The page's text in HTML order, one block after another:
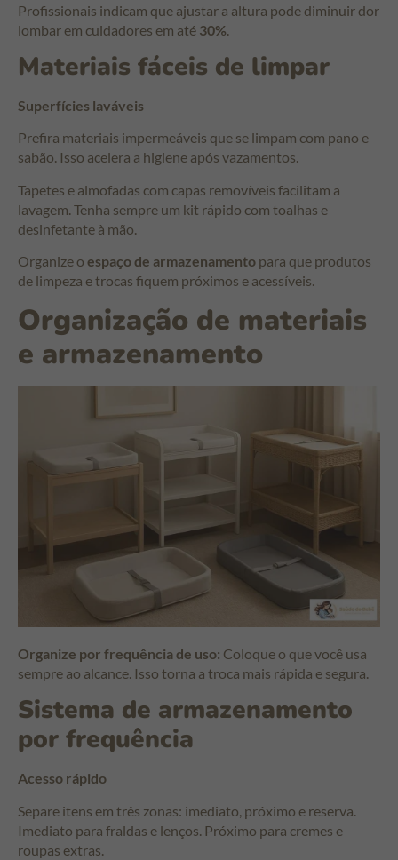
Profissionais indicam que ajustar a altura pode diminuir dor
lombar em cuidadores em até 30%
Materiais fáceis de limpar
Superfícies laváveis
Prefira materiais impermeáveis que se limpam com pano e
sabão. Isso acelera a higiene após vazamentos.
Tapetes e almofadas com capas removíveis facilitam a
lavagem. Tenha sempre um kit rápido com toalhas e
desinfetante à mão.
Organize o espaço de armazenamento para que produtos
de limpeza e trocas fiquem próximos e acessíveis.
Organização de materiais
e armazenamento
Organize por frequência de uso: Coloque o que você usa
sempre ao alcance. Isso torna a troca mais rápida e segura.
Sistema de armazenamento
por frequência
Acesso rápido
Separe itens em três zonas: imediato, próximo e reserva.
Imediato para fraldas e lenços. Próximo para cremes e
roupas extras.